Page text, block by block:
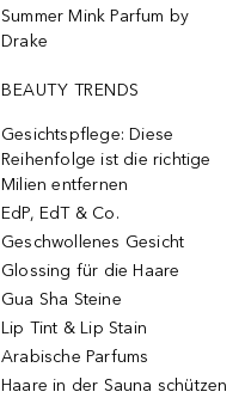
Summer Mink Parfum by
Drake
BEAUTY TRENDS
Gesichtspflege: Diese
Reihenfolge ist die richtige
Milien entfernen
EdP, EdT & Co.
Geschwollenes Gesicht
Glossing für die Haare
Gua Sha Steine
Lip Tint & Lip Stain
Arabische Parfums
Haare in der Sauna schützen